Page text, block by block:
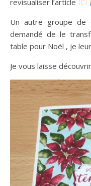
revisualiser l’article ICI
Un autre groupe de
demandé de le
table pour Noël , je
Je vous laisse